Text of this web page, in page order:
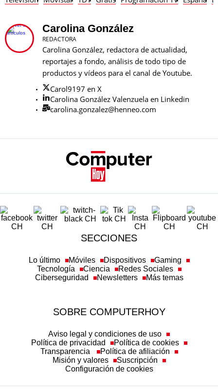
Carolina González
REDACTORA
Carolina González, redactora de actualidad,
reportajes a fondo, análisis de todo tipo de
productos y vídeos para el canal de Youtube.
Carol9197 en X
Carolina González Valenzuela en Linkedin
carolina.gonzalez@henneo.com
SECCIONES
Lo último Móviles Dispositivos
Gaming
Tecnología
Ciencia
Redes Sociales
Ciberseguridad
Newsletters Más temas
SOBRE COMPUTERHOY
Aviso legal y condiciones de uso
Política de privacidad
Política de cookies
Transparencia
Política de afiliación
Misión y valores
Suscripción
Configuración de cookies